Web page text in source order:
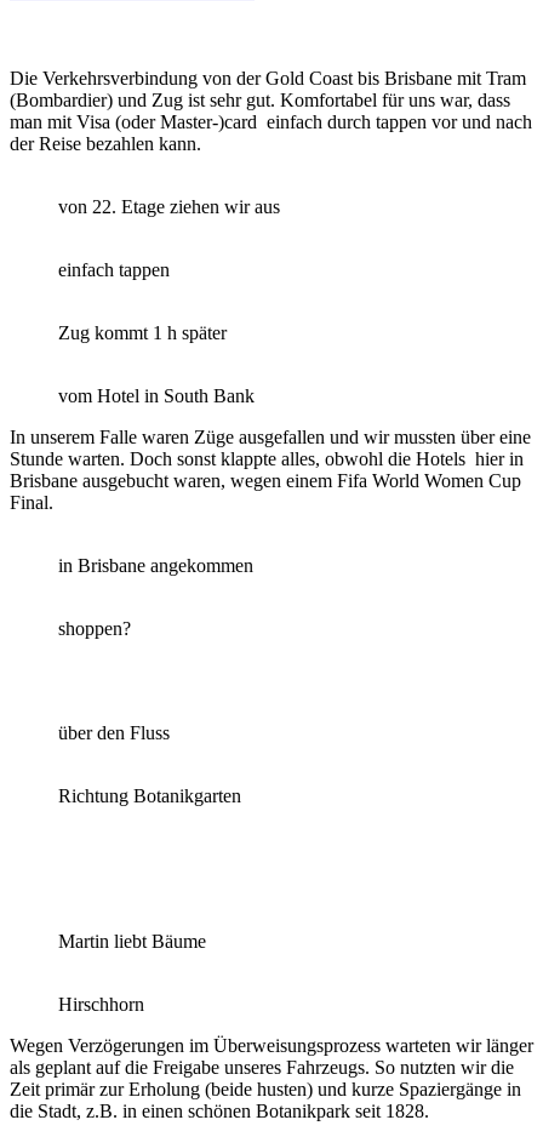
Die Verkehrsverbindung von der Gold Coast bis Brisbane mit Tram
(Bombardier) und Zug ist sehr gut. Komfortabel für uns war, dass
man mit Visa (oder Master-)card einfach durch tappen vor und nach
der Reise bezahlen kann.
von 22. Etage ziehen wir aus
einfach tappen
Zug kommt 1 h später
vom Hotel in South Bank
In unserem Falle waren Züge ausgefallen und wir mussten über eine
Stunde warten. Doch sonst klappte alles, obwohl die Hotels hier in
Brisbane ausgebucht waren, wegen einem Fifa World Women Cup
Final.
in Brisbane angekommen
shoppen?
über den Fluss
Richtung Botanikgarten
Martin liebt Bäume
Hirschhorn
Wegen Verzögerungen im Überweisungsprozess warteten wir länger
als geplant auf die Freigabe unseres Fahrzeugs. So nutzten wir die
Zeit primär zur Erholung (beide husten) und kurze Spaziergänge in
die Stadt, z.B. in einen schönen Botanikpark seit 1828.